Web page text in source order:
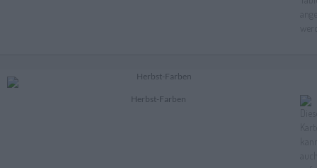
Herbst-Farben